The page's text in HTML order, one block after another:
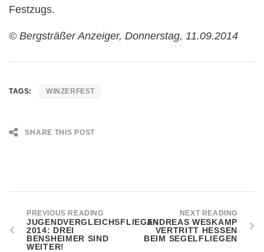
Festzugs.
© Bergsträßer Anzeiger, Donnerstag, 11.09.2014
TAGS: WINZERFEST
SHARE THIS POST
PREVIOUS READING
JUGENDVERGLEICHSFLIEGEN
2014: DREI
BENSHEIMER SIND
WEITER!
NEXT READING
ANDREAS WESKAMP
VERTRITT HESSEN
BEIM SEGELFLIEGEN